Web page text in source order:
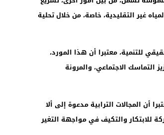
غير التقليدية، خاصة، من خلال تحلية
للتنمية، معتبرا أن هذا المورد،
الاجتماعي، والمرونة
أن المجالات الترابية مدعوة إلى ألا
للابتكار والتكيف في مواجهة التغير